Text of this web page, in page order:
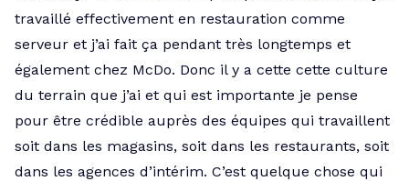
travaillé effectivement en restauration comme
serveur et j’ai fait ça pendant très longtemps et
également chez McDo. Donc il y a cette cette culture
du terrain que j’ai et qui est importante je pense
pour être crédible auprès des équipes qui travaillent
soit dans les magasins, soit dans les restaurants, soit
dans les agences d’intérim. C’est quelque chose qui